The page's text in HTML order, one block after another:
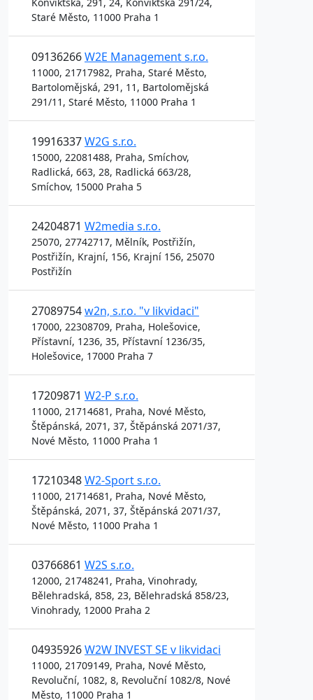
Staré Město, 11000 Praha 1
09136266W2E Management s.r.o.
11000, 21717982, Praha, Staré Město,
Bartolomějská, 291, 11, Bartolomějská
291/11, Staré Město, 11000 Praha 1
19916337W2G s.r.o.
15000, 22081488, Praha, Smíchov,
Radlická, 663, 28, Radlická 663/28,
Smíchov, 15000 Praha 5
24204871 W2media s.r.o.
25070, 27742717, Mělník, Postřižín,
Postřižín, Krajní, 156, Krajní 156, 25070
Postřižín
27089754w2n, s.r.o. "v likvidaci"
17000, 22308709, Praha, Holešovice,
Přístavní, 1236, 35, Přístavní 1236/35,
Holešovice, 17000 Praha 7
17209871 W2-P s.r.o.
11000, 21714681, Praha, Nové Město,
Štěpánská, 2071, 37, Štěpánská 2071/37,
Nové Město, 11000 Praha 1
17210348W2-Sport s.r.o.
11000, 21714681, Praha, Nové Město,
Štěpánská, 2071, 37, Štěpánská 2071/37,
Nové Město, 11000 Praha 1
03766861 W2S s.r.o.
12000, 21748241, Praha, Vinohrady,
Bělehradská, 858, 23, Bělehradská 858/23,
Vinohrady, 12000 Praha 2
04935926W2W INVEST SE v likvidaci
11000, 21709149, Praha, Nové Město,
Revoluční, 1082, 8, Revoluční 1082/8, Nové
Město, 11000 Praha 1